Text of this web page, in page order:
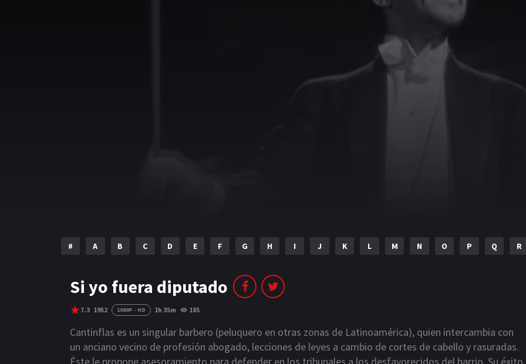
# A B C D E F G H I J K L M N O P Q R
Si yo fuera diputado
7.3 1952 1080P - HD 1h 35m 185
Cantinflas es un singular barbero (peluquero en otras zonas de Latinoamérica), quien intercambia con
un anciano vecino de profesión abogado, lecciones de leyes a cambio de cortes de cabello y rasuradas.